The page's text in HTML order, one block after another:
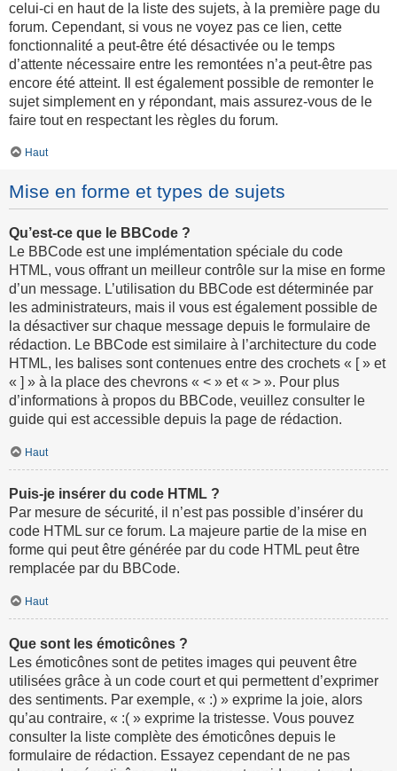
celui-ci en haut de la liste des sujets, à la première page du
forum. Cependant, si vous ne voyez pas ce lien, cette
fonctionnalité a peut-être été désactivée ou le temps
d’attente nécessaire entre les remontées n’a peut-être pas
encore été atteint. Il est également possible de remonter le
sujet simplement en y répondant, mais assurez-vous de le
faire tout en respectant les règles du forum.
Haut
Mise en forme et types de sujets
Qu’est-ce que le BBCode ?
Le BBCode est une implémentation spéciale du code
HTML, vous offrant un meilleur contrôle sur la mise en forme
d’un message. L’utilisation du BBCode est déterminée par
les administrateurs, mais il vous est également possible de
la désactiver sur chaque message depuis le formulaire de
rédaction. Le BBCode est similaire à l’architecture du code
HTML, les balises sont contenues entre des crochets « [ » et
« ] » à la place des chevrons « < » et « > ». Pour plus
d’informations à propos du BBCode, veuillez consulter le
guide qui est accessible depuis la page de rédaction.
Haut
Puis-je insérer du code HTML ?
Par mesure de sécurité, il n’est pas possible d’insérer du
code HTML sur ce forum. La majeure partie de la mise en
forme qui peut être générée par du code HTML peut être
remplacée par du BBCode.
Haut
Que sont les émoticônes ?
Les émoticônes sont de petites images qui peuvent être
utilisées grâce à un code court et qui permettent d’exprimer
des sentiments. Par exemple, « :) » exprime la joie, alors
qu’au contraire, « :( » exprime la tristesse. Vous pouvez
consulter la liste complète des émoticônes depuis le
formulaire de rédaction. Essayez cependant de ne pas